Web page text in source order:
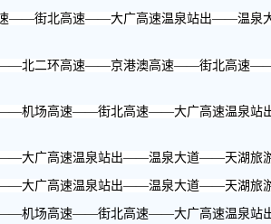
——街北高速——大广高速温泉站出——温泉
北二环高速——京港澳高速——街北高速——
机场高速——街北高速——大广高速温泉
大广高速温泉站出——温泉大道——天湖旅
大广高速温泉站出——温泉大道——天湖旅
机场高速——街北高速——大广高速温泉